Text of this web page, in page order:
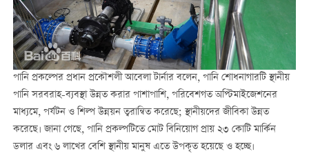
পানি প্রকল্পের প্রধান প্রকৌশলী আবেলা টার্নার বলেন, পানি শোধনাগারটি স্থানীয়
পানি সরবরাহ-ব্যবস্থা উন্নত করার পাশাপাশি, পরিবেশগত অপ্টিমাইজেশনের
মাধ্যমে, পর্যটন ও শিল্প উন্নয়ন ত্বরান্বিত করেছে; স্থানীয়দের জীবিকা উন্নত
করেছে। জানা গেছে, পানি প্রকল্পটিতে মোট বিনিয়োগ প্রায় ২৩ কোটি মার্কিন
ডলার এবং ৬ লাখের বেশি স্থানীয় মানুষ এতে উপকৃত হয়েছে ও হচ্ছে।